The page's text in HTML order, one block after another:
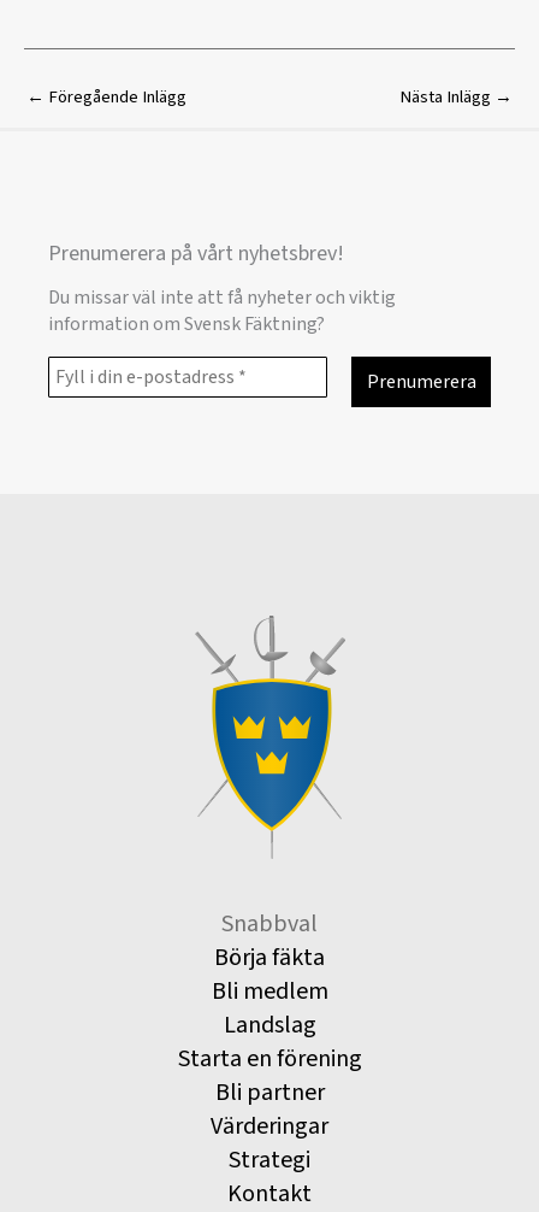
← Föregående Inlägg Nästa Inlägg →
Prenumerera på vårt nyhetsbrev!
Du missar väl inte att få nyheter och viktig
information om Svensk Fäktning?
Snabbval
Börja fäkta
Bli medlem
Landslag
Starta en förening
Bli partner
Värderingar
Strategi
Kontakt